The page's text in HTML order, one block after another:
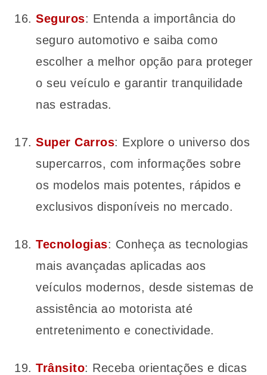
Seguros: Entenda a importância do
seguro automotivo e saiba como
escolher a melhor opção para proteger
o seu veículo e garantir tranquilidade
nas estradas.
Super Carros: Explore o universo dos
supercarros, com informações sobre
os modelos mais potentes, rápidos e
exclusivos disponíveis no mercado.
Tecnologias: Conheça as tecnologias
mais avançadas aplicadas aos
veículos modernos, desde sistemas de
assistência ao motorista até
entretenimento e conectividade.
Trânsito: Receba orientações e dicas